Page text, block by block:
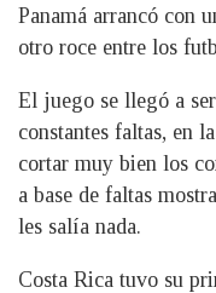
Panamá arrancó con
otro roce entre los
El juego se llegó a
constantes faltas, en
cortar muy bien los
a base de faltas
les salía nada.
Costa Rica tuvo su